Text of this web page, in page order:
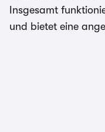
Insgesamt
und bietet eine